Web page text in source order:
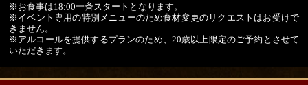
※お食事は18:00一斉スタートとなります。
※イベント専用の特別メニューのため食材変更のリクエストはお受けで
きません。
※アルコールを提供するプランのため、20歳以上限定のご予約とさせて
いただきます。